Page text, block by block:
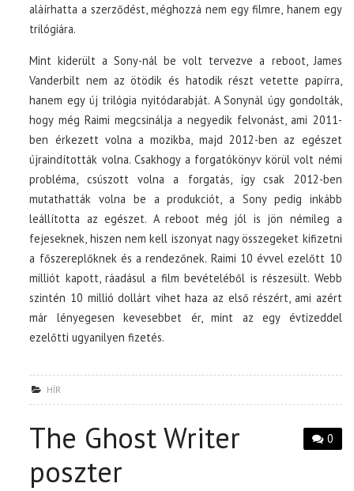
aláírhatta a szerződést, méghozzá nem egy filmre, hanem egy
trilógiára.
Mint kiderült a Sony-nál be volt tervezve a reboot, James
Vanderbilt nem az ötödik és hatodik részt vetette papírra,
hanem egy új trilógia nyitódarabját. A Sonynál úgy gondolták,
hogy még Raimi megcsinálja a negyedik felvonást, ami 2011-
ben érkezett volna a mozikba, majd 2012-ben az egészet
újraindították volna. Csakhogy a forgatókönyv körül volt némi
probléma, csúszott volna a forgatás, így csak 2012-ben
mutathatták volna be a produkciót, a Sony pedig inkább
leállította az egészet. A reboot még jól is jön némileg a
fejeseknek, hiszen nem kell iszonyat nagy összegeket kifizetni
a főszereplőknek és a rendezőnek. Raimi 10 évvel ezelőtt 10
milliót kapott, ráadásul a film bevételéből is részesült. Webb
szintén 10 millió dollárt vihet haza az első részért, ami azért
már lényegesen kevesebbet ér, mint az egy évtizeddel
ezelőtti ugyanilyen fizetés.
HÍR
0
The Ghost Writer
poszter